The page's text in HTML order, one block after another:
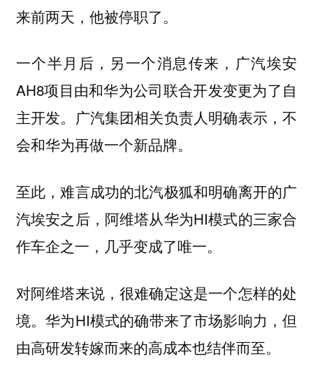
来前两天，他被停职了。
一个半月后，另一个消息传来，广汽埃安
AH8项目由和华为公司联合开发变更为了自
主开发。广汽集团相关负责人明确表示，不
会和华为再做一个新品牌。
至此，难言成功的北汽极狐和明确离开的广
汽埃安之后，阿维塔从华为HI模式的三家合
作车企之一，几乎变成了唯一。
对阿维塔来说，很难确定这是一个怎样的处
境。华为HI模式的确带来了市场影响力，但
由高研发转嫁而来的高成本也结伴而至。